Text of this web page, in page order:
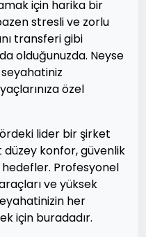
için harika bir
stresli ve zorlu
transferi gibi
olduğunuzda. Neyse
özel
lider bir şirket
konfor, güvenlik
Profesyonel
ve yüksek
her
için buradadır.